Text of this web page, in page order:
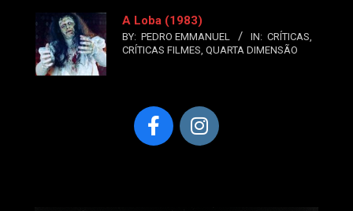
A Loba (1983)
BY: PEDRO EMMANUEL IN: CRÍTICAS,
CRÍTICAS FILMES, QUARTA DIMENSÃO